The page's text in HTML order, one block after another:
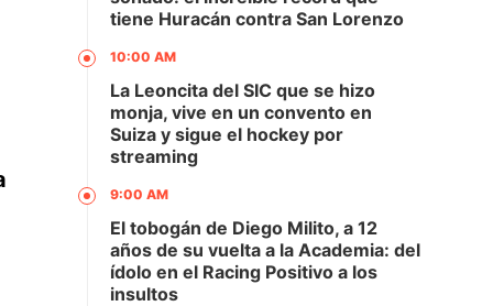
tiene Huracán contra San Lorenzo
10:00 AM
La Leoncita del SIC que se hizo
monja, vive en un convento en
Suiza y sigue el hockey por
streaming
9:00 AM
El tobogán de Diego Milito, a 12
años de su vuelta a la Academia: del
ídolo en el Racing Positivo a los
insultos